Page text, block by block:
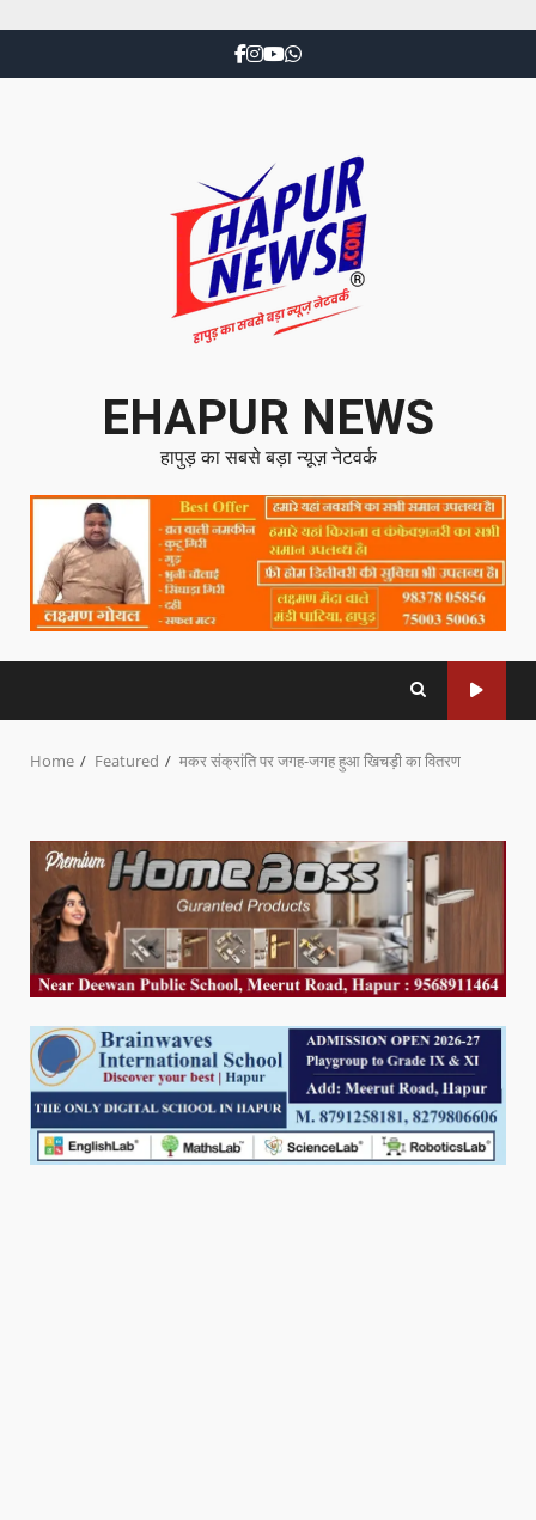
EHAPUR NEWS
हापुड़ का सबसे बड़ा न्यूज़ नेटवर्क
Home Featured मकर संक्रांति पर जगह-जगह हुआ खिचड़ी का वितरण